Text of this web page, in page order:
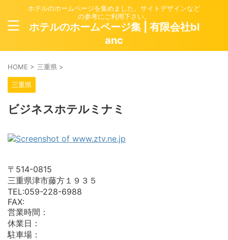
ホテルのホームページを集めました。サイトデザインなど
の参考にご利用下さい。
ホテルのホームページ集 | 有限会社bl
anc
HOME > 三重県 >
三重県
ビジネスホテルミナミ
〒514-0815
三重県津市藤方１９３５
TEL:059-228-6988
FAX:
営業時間：
休業日：
駐車場：